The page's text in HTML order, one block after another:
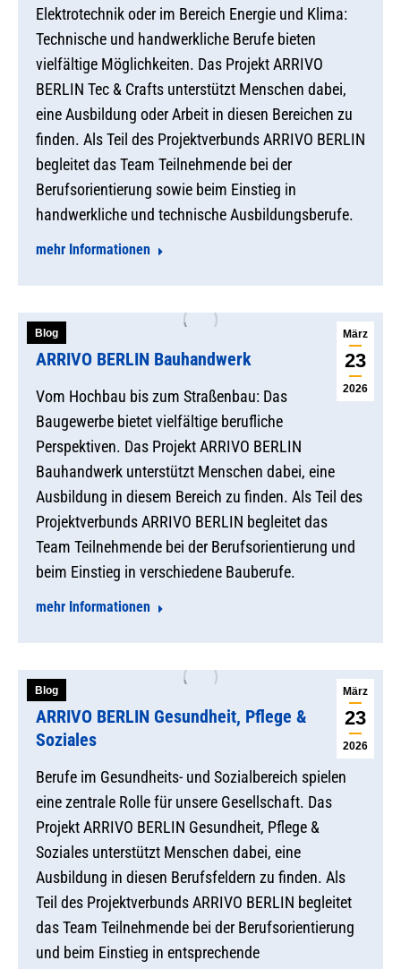
Elektrotechnik oder im Bereich Energie und Klima:
Technische und handwerkliche Berufe bieten
vielfältige Möglichkeiten. Das Projekt ARRIVO
BERLIN Tec & Crafts unterstützt Menschen dabei,
eine Ausbildung oder Arbeit in diesen Bereichen zu
finden. Als Teil des Projektverbunds ARRIVO BERLIN
begleitet das Team Teilnehmende bei der
Berufsorientierung sowie beim Einstieg in
handwerkliche und technische Ausbildungsberufe.
mehr Informationen
März
23
2026
Blog
ARRIVO BERLIN Bauhandwerk
Vom Hochbau bis zum Straßenbau: Das
Baugewerbe bietet vielfältige berufliche
Perspektiven. Das Projekt ARRIVO BERLIN
Bauhandwerk unterstützt Menschen dabei, eine
Ausbildung in diesem Bereich zu finden. Als Teil des
Projektverbunds ARRIVO BERLIN begleitet das
Team Teilnehmende bei der Berufsorientierung und
beim Einstieg in verschiedene Bauberufe.
mehr Informationen
März
23
2026
Blog
ARRIVO BERLIN Gesundheit, Pflege &
Soziales
Berufe im Gesundheits- und Sozialbereich spielen
eine zentrale Rolle für unsere Gesellschaft. Das
Projekt ARRIVO BERLIN Gesundheit, Pflege &
Soziales unterstützt Menschen dabei, eine
Ausbildung in diesen Berufsfeldern zu finden. Als
Teil des Projektverbunds ARRIVO BERLIN begleitet
das Team Teilnehmende bei der Berufsorientierung
und beim Einstieg in entsprechende